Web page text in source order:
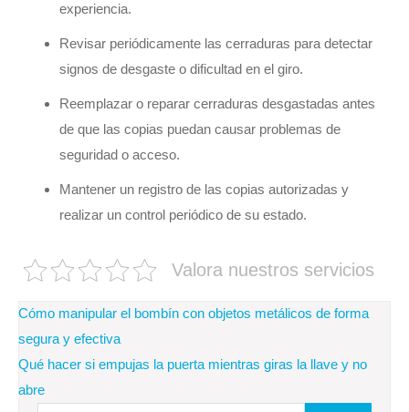
experiencia.
Revisar periódicamente las cerraduras para detectar
signos de desgaste o dificultad en el giro.
Reemplazar o reparar cerraduras desgastadas antes
de que las copias puedan causar problemas de
seguridad o acceso.
Mantener un registro de las copias autorizadas y
realizar un control periódico de su estado.
Valora nuestros servicios
Navegación
de
entradas
Cómo manipular el bombín con objetos metálicos de forma
segura y efectiva
Qué hacer si empujas la puerta mientras giras la llave y no
abre